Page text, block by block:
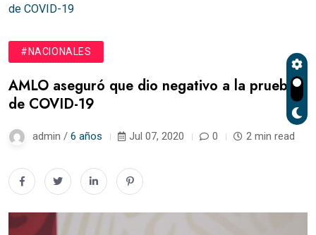
de COVID-19
#NACIONALES
AMLO aseguró que dio negativo a la prueba
de COVID-19
admin / 6 años Jul 07, 2020 0 2 min read